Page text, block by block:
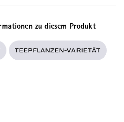
zu diesem Produkt
TEEPFLANZEN-VARIETÄT